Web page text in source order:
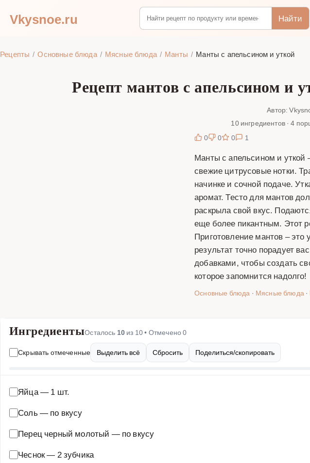
Vkysnoe.ru Найти
Рецепты Основные блюда Мясные блюда Манты Манты с апельсином и уткой
Рецепт мантов с апельсином и
Автор:
10 ингредиентов · 4
0
0 0 1
Манты с апельсином и уткой
свежие цитрусовые нотки.
начинке и сочной подаче.
аромат. Тесто для мантов
раскрыла свой вкус.
еще более пикантным. Этот
Приготовление мантов – это
результат точно порадует
добавками, чтобы создать
которое запомнится надолго!
Основные блюда · Мясные блюда·
ИнгредиентыОсталось 10 из 10• Отмечено0
Скрывать отмеченные Выделить всё Сбросить Поделиться/скопировать
Яйца— 1 шт.
Соль — по вкусу
Перец черный молотый — по вкусу
Чеснок— 2 зубчика